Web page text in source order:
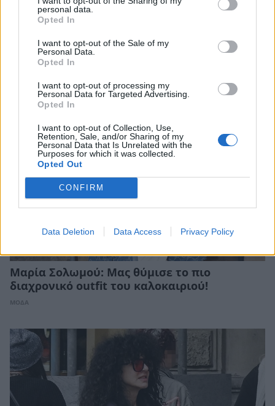
personal data.
Opted In
I want to opt-out of the Sale of my
Personal Data.
Opted In
I want to opt-out of processing my
Personal Data for Targeted Advertising.
Opted In
I want to opt-out of Collection, Use,
Retention, Sale, and/or Sharing of my
Personal Data that Is Unrelated with the
Purposes for which it was collected.
Opted Out
CONFIRM
Data Deletion Data Access Privacy Policy
Μαρία Σολωμού: Η αλλαγή που ανακοίνωσε
για το Youtube – Η δημόσια εξομολόγησή της
CELEBRITIES
Μαρία Σολωμού: Μας θύμισε το πιο
διαχρονικό outfit του καλοκαιριού!
ΜΟΔΑ